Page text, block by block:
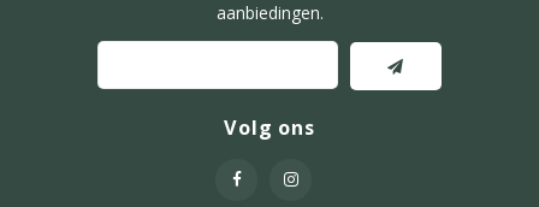
aanbiedingen.
Volg ons